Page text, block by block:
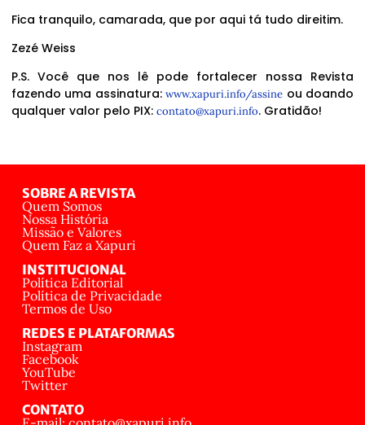
Fica tranquilo, camarada, que por aqui tá tudo direitim.
Zezé Weiss
P.S. Você que nos lê pode fortalecer nossa Revista
fazendo uma assinatura:www.xapuri.info/assine ou doando
qualquer valor pelo PIX: contato@xapuri.info. Gratidão!
SOBRE A REVISTA
Quem Somos
Nossa História
Missão e Valores
Quem Faz a Xapuri
INSTITUCIONAL
Política Editorial
Política de Privacidade
Termos de Uso
REDES E PLATAFORMAS
Instagram
Facebook
YouTube
Twitter
CONTATO